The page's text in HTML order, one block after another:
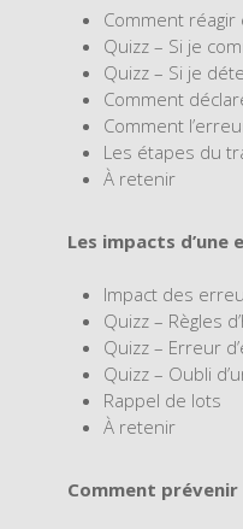
Comment réagir
Quizz – Si je
Quizz – Si je
Comment
Comment
Les étapes du
À retenir
Les impacts d’une
Impact des
Quizz – Règles
Quizz – Erreur
Quizz – Oubli
Rappel de lots
À retenir
Comment